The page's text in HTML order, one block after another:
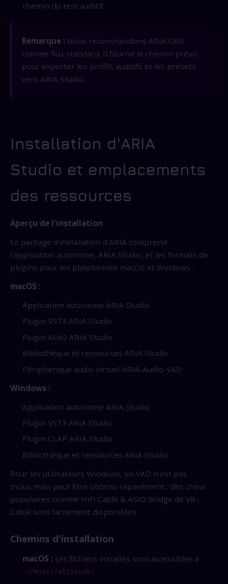
chemin du test auditif.
Remarque : Nous recommandons ARIA ONE
comme flux standard. Il fournit le chemin prévu
pour exporter les profils auditifs et les presets
vers ARIA Studio.
Installation d'ARIA
Studio et emplacements
des ressources
Aperçu de l'installation
Le package d'installation d'ARIA comprend
l'application autonome, ARIA Studio, et les formats de
plugins pour les plateformes macOS et Windows :
macOS :
Application autonome ARIA Studio
Plugin VST3 ARIA Studio
Plugin AUv2 ARIA Studio
Bibliothèque et ressources ARIA Studio
Périphérique audio virtuel ARIA-Audio-VAD
Windows :
Application autonome ARIA Studio
Plugin VST3 ARIA Studio
Plugin CLAP ARIA Studio
Bibliothèque et ressources ARIA Studio
Pour les utilisateurs Windows, un VAD n'est pas
inclus mais peut être obtenu séparément ; des choix
populaires comme HiFi Cable & ASIO Bridge de VB-
Cable sont facilement disponibles.
Chemins d'installation
macOS : Les fichiers installés sont accessibles à
~/Music/altitude/